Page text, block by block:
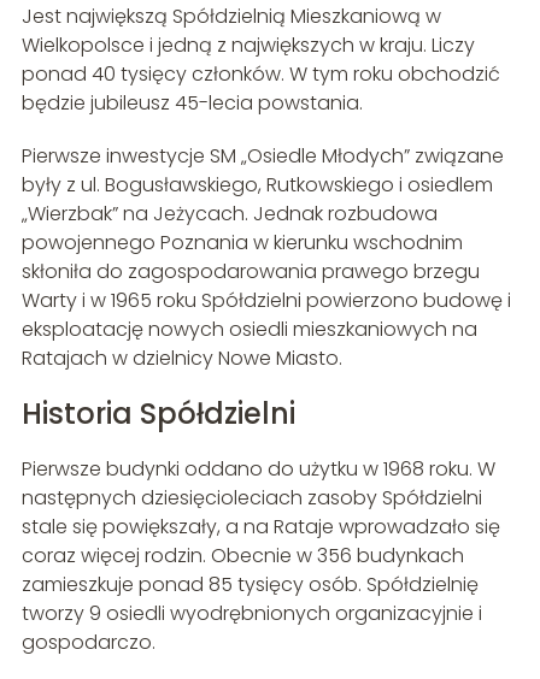
Jest największą Spółdzielnią Mieszkaniową w
Wielkopolsce i jedną z największych w kraju. Liczy
ponad 40 tysięcy członków. W tym roku obchodzić
będzie jubileusz 45-lecia powstania.
Pierwsze inwestycje SM „Osiedle Młodych” związane
były z ul. Bogusławskiego, Rutkowskiego i osiedlem
„Wierzbak” na Jeżycach. Jednak rozbudowa
powojennego Poznania w kierunku wschodnim
skłoniła do zagospodarowania prawego brzegu
Warty i w 1965 roku Spółdzielni powierzono budowę i
eksploatację nowych osiedli mieszkaniowych na
Ratajach w dzielnicy Nowe Miasto.
Historia Spółdzielni
Pierwsze budynki oddano do użytku w 1968 roku. W
następnych dziesięcioleciach zasoby Spółdzielni
stale się powiększały, a na Rataje wprowadzało się
coraz więcej rodzin. Obecnie w 356 budynkach
zamieszkuje ponad 85 tysięcy osób. Spółdzielnię
tworzy 9 osiedli wyodrębnionych organizacyjnie i
gospodarczo.